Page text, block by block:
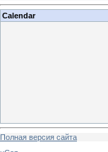
Calendar
Полная версия сайта